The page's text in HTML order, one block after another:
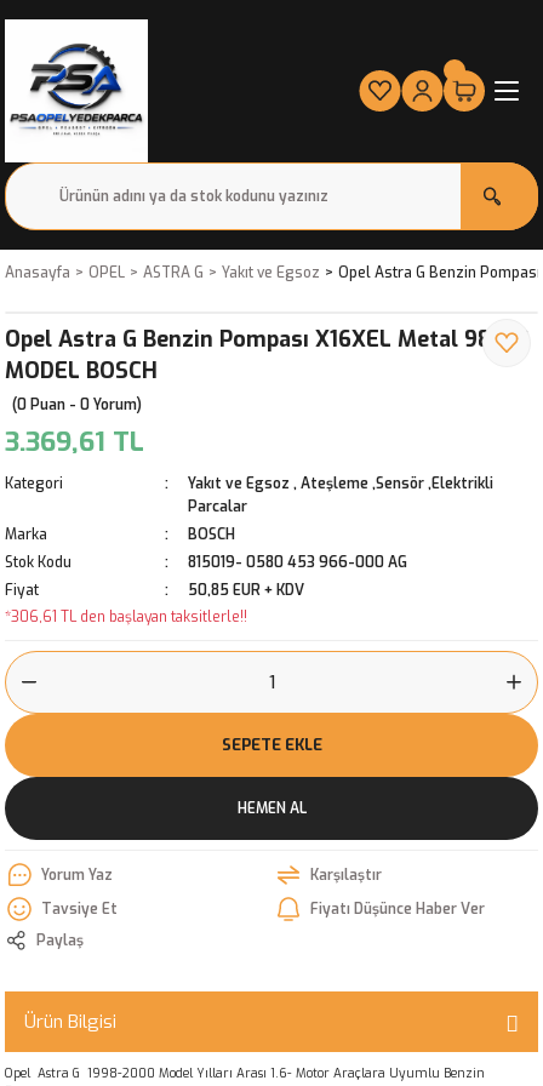
Anasayfa OPEL ASTRA G Yakıt ve Egsoz Opel Astra G Benzin
Opel Astra G Benzin Pompası X16XEL Metal 98-00
MODEL BOSCH
(0 Puan - 0 Yorum)
3.369,61 TL
Kategori Yakıt ve Egsoz ,Ateşleme ,Sensör ,Elektrikli
Parcalar
Marka
BOSCH
Stok Kodu
815019- 0580 453 966-000 AG
Fiyat
50,85 EUR + KDV
*306,61 TL den başlayan taksitlerle!!
SEPETE EKLE
HEMEN AL
Yorum Yaz
Karşılaştır
Tavsiye Et
Fiyatı Düşünce Haber Ver
Paylaş
Ürün Bilgisi
Opel Astra G 1998-2000 Model Yılları Arası 1.6- Motor Araçlara Uyumlu Benzin